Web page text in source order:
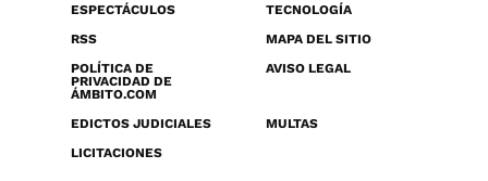
ESPECTÁCULOS
TECNOLOGÍA
RSS
MAPA DEL SITIO
POLÍTICA DE
PRIVACIDAD DE
ÁMBITO.COM
AVISO LEGAL
EDICTOS JUDICIALES
MULTAS
LICITACIONES